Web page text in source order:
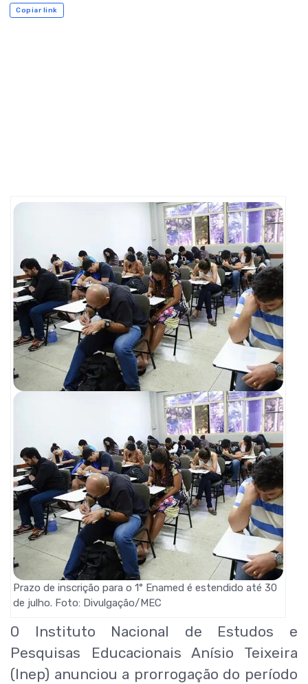
Copiar link
Prazo de inscrição para o 1° Enamed é estendido até 30
de julho. Foto: Divulgação/MEC
O Instituto Nacional de Estudos e
Pesquisas Educacionais Anísio Teixeira
(Inep) anunciou a prorrogação do período